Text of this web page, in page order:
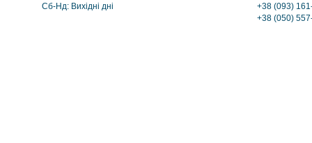
Сб-Нд: Вихідні дні
+38 (093)
+38 (050)